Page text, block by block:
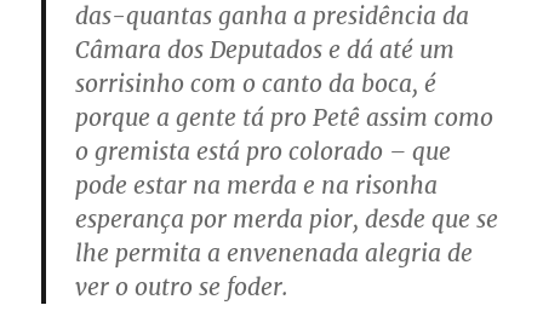
das-quantas ganha a presidência da
Câmara dos Deputados e dá até um
sorrisinho com o canto da boca, é
porque a gente tá pro Petê assim como
o gremista está pro colorado – que
pode estar na merda e na risonha
esperança por merda pior, desde que se
lhe permita a envenenada alegria de
ver o outro se foder.